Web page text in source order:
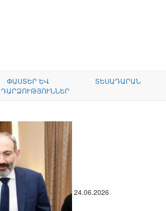
ՓԱՍՏԵՐ ԵՎ
ՏԵՍԱԴԱՐԱՆ
24.06.2026